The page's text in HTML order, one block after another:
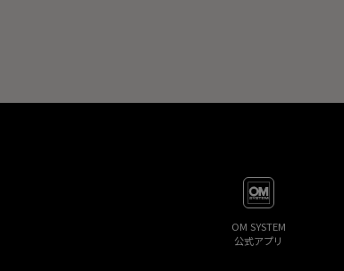
OM SYSTEM
公式アプリ